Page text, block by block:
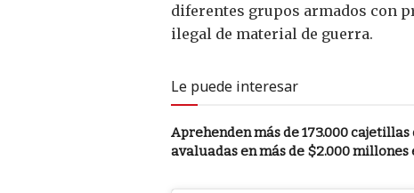
diferentes grupos armados con
ilegal de material de guerra.
Le puede interesar
Aprehenden más de 173.000
avaluadas en más de $2.000 millones